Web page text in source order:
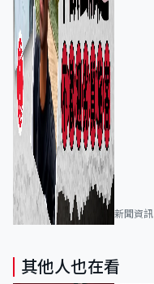
新聞資訊
其他人也在看